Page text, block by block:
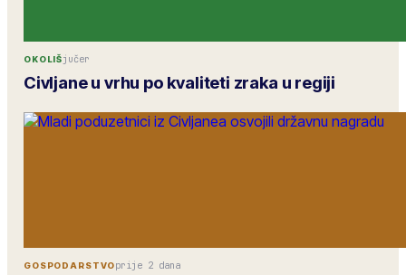
OKOLIŠjučer
Civljane u vrhu po kvaliteti zraka u regiji
GOSPODARSTVOprije 2 dana